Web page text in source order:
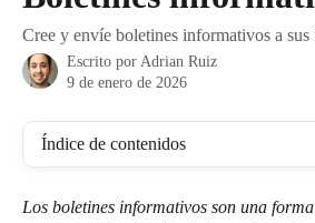
Cree y envíe boletines informativos a
Escrito por Adrian Ruiz
9 de enero de 2026
Índice de contenidos
Los boletines informativos son una